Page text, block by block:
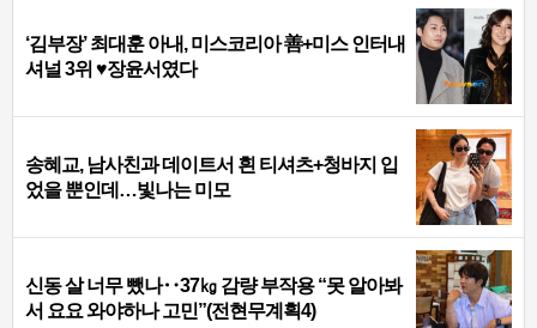
‘김부장’ 최대훈 아내, 미스코리아 善+미스 인터내
셔널 3위 ♥장윤서였다
송혜교, 남사친과 데이트서 흰 티셔츠+청바지 입
었을 뿐인데…빛나는 미모
신동 살 너무 뺐나‥37㎏ 감량 부작용 “못 알아봐
서 요요 와야하나 고민”(전현무계획4)